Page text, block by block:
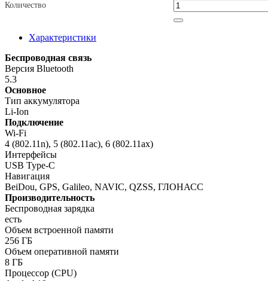
Количество
Характеристики
Беспроводная связь
Версия Bluetooth
5.3
Основное
Тип аккумулятора
Li-Ion
Подключение
Wi-Fi
4 (802.11n), 5 (802.11ac), 6 (802.11ax)
Интерфейсы
USB Type-C
Навигация
BeiDou, GPS, Galileo, NAVIC, QZSS, ГЛОНАСС
Производительность
Беспроводная зарядка
есть
Объем встроенной памяти
256 ГБ
Объем оперативной памяти
8 ГБ
Процессор (CPU)